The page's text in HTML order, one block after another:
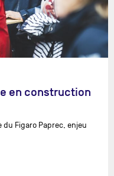
en construction
du Figaro Paprec, enjeu